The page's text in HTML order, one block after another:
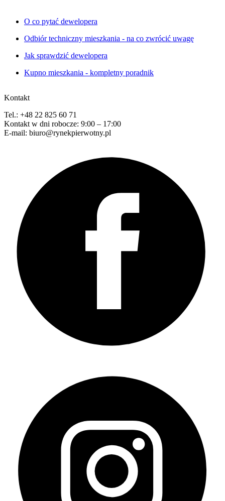
O co pytać dewelopera
Odbiór techniczny mieszkania - na co zwrócić uwagę
Jak sprawdzić dewelopera
Kupno mieszkania - kompletny poradnik
Kontakt
Tel.: +48 22 825 60 71
Kontakt w dni robocze: 9:00 – 17:00
E-mail: biuro@rynekpierwotny.pl